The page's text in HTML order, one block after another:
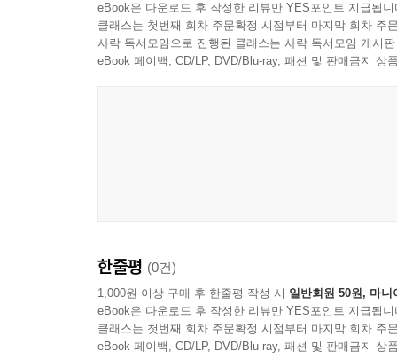
eBook은 다운로드 후 작성한 리뷰만 YES포인트 지급됩니
클래스는 첫번째 회차 주문확정 시점부터 마지막 회차 주
사락 독서모임으로 진행된 클래스는 사락 독서모임 게시
eBook 페이백, CD/LP, DVD/Blu-ray, 패션 및 판매금지 상
한줄평 (0건)
1,000원 이상 구매 후 한줄평 작성 시 일반회원 50원, 마니
eBook은 다운로드 후 작성한 리뷰만 YES포인트 지급됩니
클래스는 첫번째 회차 주문확정 시점부터 마지막 회차 주
eBook 페이백, CD/LP, DVD/Blu-ray, 패션 및 판매금지 상